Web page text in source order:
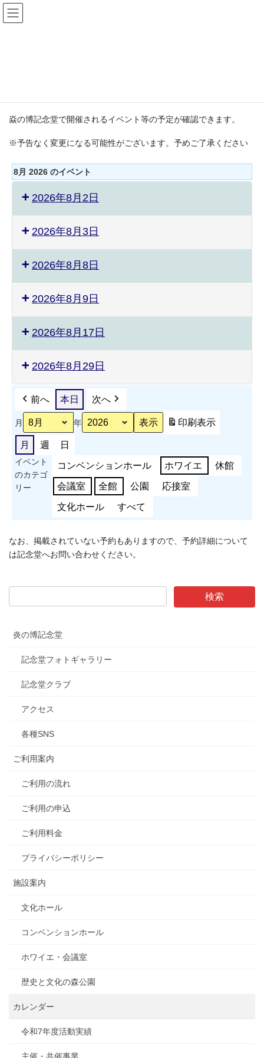
コ
ン
ッ
ナ
ビ
移
焱の博記念堂で開催されるイベント等の予定が確認できます。
※予告なく変更になる可能性がございます。予めご了承ください
8月 2026 のイベント
2026年8月2日
2026年8月3日
2026年8月8日
2026年8月9日
2026年8月17日
2026年8月29日
前へ 本日 次へ
月 年 印刷表示
月 週 日
イベント
のカテゴ
リー
コンベンションホール ホワイエ 休館
会議室 全館 公園 応接室
文化ホール すべて
なお、掲載されていない予約もありますので、予約詳細について
は記念堂へお問い合わせください。
炎の博記念堂
記念堂フォトギャラリー
記念堂クラブ
アクセス
各種SNS
ご利用案内
ご利用の流れ
ご利用の申込
ご利用料金
プライバシーポリシー
施設案内
文化ホール
コンベンションホール
ホワイエ・会議室
歴史と文化の森公園
カレンダー
令和7年度活動実績